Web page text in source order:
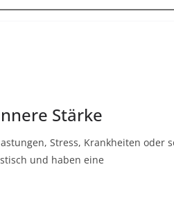
Stärke
Stress, Krankheiten oder
und haben eine